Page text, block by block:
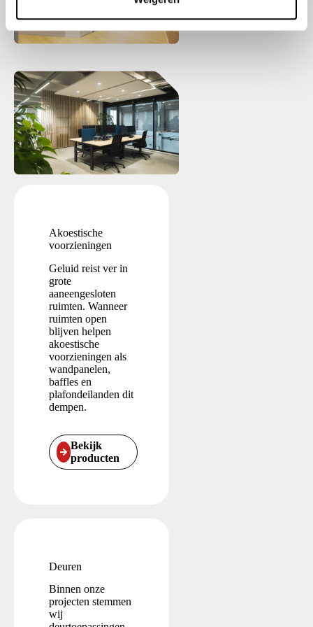
Akoestische
voorzieningen
Geluid reist ver in
grote
aaneengesloten
ruimten. Wanneer
ruimten open
blijven helpen
akoestische
voorzieningen als
wandpanelen,
baffles en
plafondeilanden dit
dempen.
Bekijk
producten
Deuren
Binnen onze
projecten stemmen
wij